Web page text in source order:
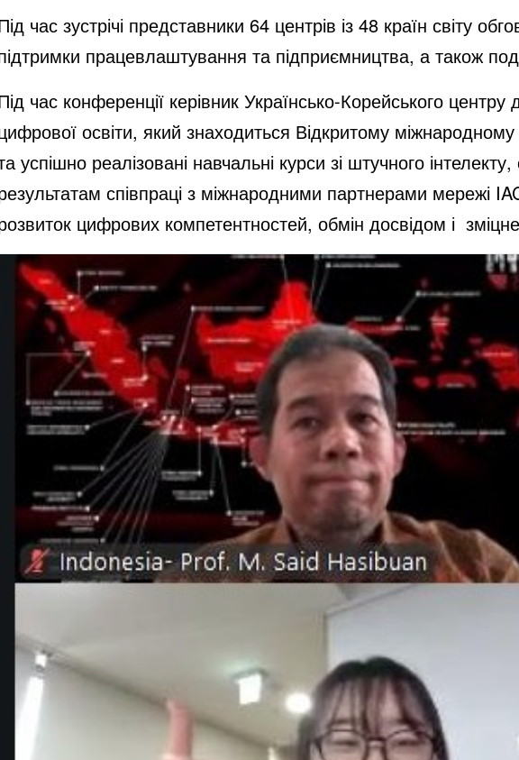
час зустрічі представники 64 центрів із 48 країн світу
працевлаштування та підприємництва, а також
час конференції керівник Українсько-Корейського
освіти, який знаходиться Відкритому
успішно реалізовані навчальні курси зі штучного
співпраці з міжнародними партнерами мережі
цифрових компетентностей, обмін досвідом і